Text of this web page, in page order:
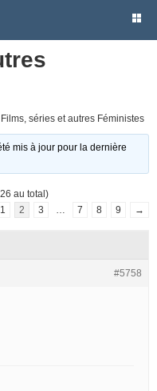
Films, séries et autres Féministes
mis à jour pour la dernière
au total)
1 2 3 7 8 9 →
#5758